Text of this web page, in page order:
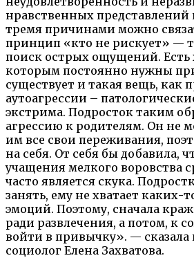
нравственных представлений
тремя причинами можно
принцип «кто не рискует» —
поиск острых ощущений. Есть
которым постоянно нужны
существует и такая вещь, как
аутоагрессии –
экстрима. Подросток таким
агрессию к родителям. Он не
им все свои переживания,
на себя. От себя бы добавила,
учащения мелкого воровства
часто является скука.
занять, ему не хватает
эмоций. Поэтому, сначала
ради развлечения, а потом, к
войти в привычку». — сказала
социолог Елена Захватова.